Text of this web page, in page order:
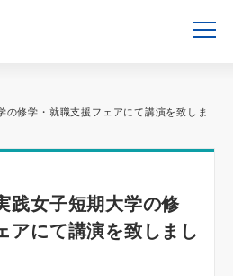
の修学・就職支援フェアにて講演を致しま
践女子短期大学の修
アにて講演を致しまし